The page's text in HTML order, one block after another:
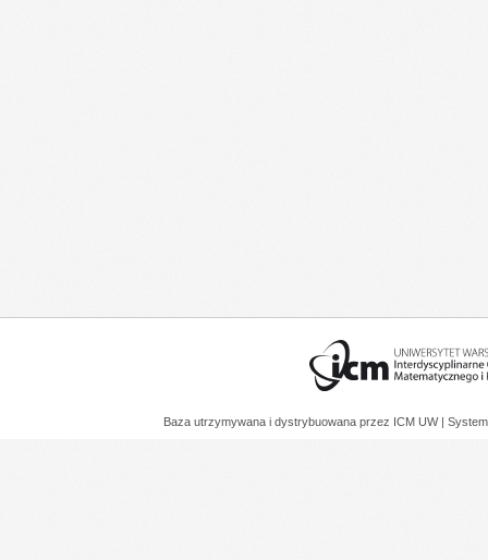
Baza utrzymywana i dystrybuowana przez ICM UW |